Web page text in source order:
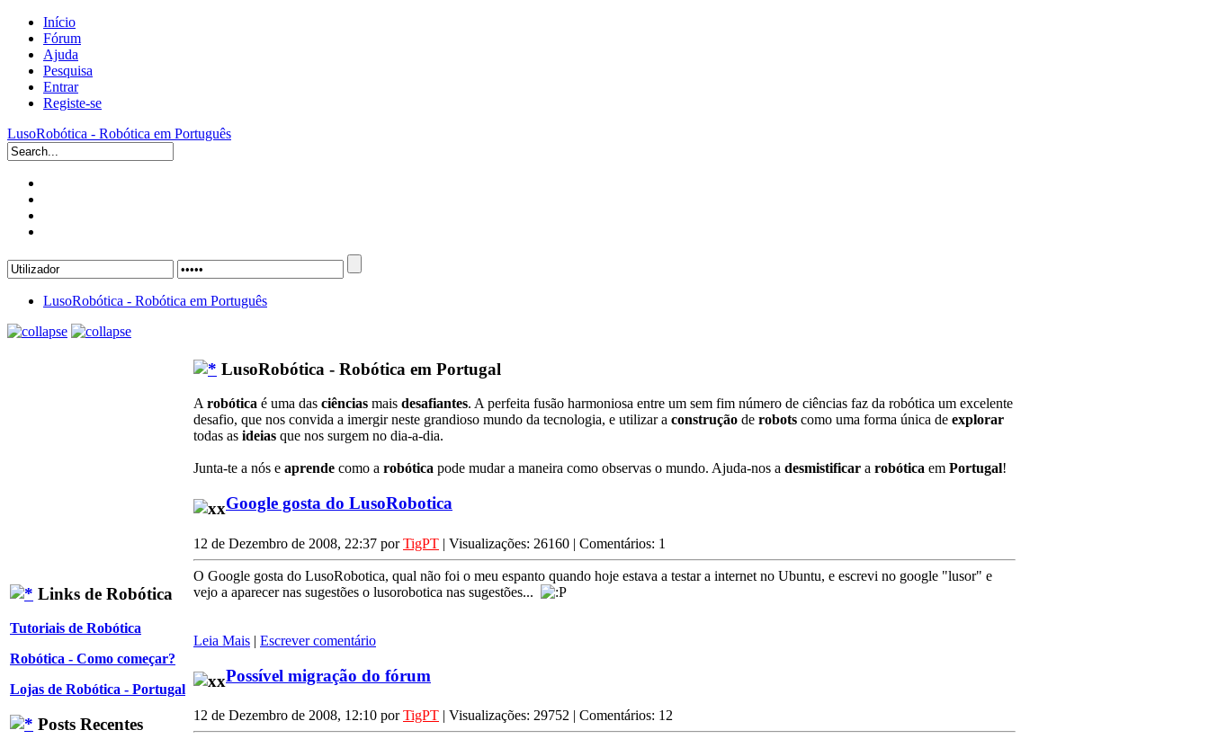
Início
Fórum
Ajuda
Pesquisa
Entrar
Registe-se
LusoRobótica - Robótica em Português
LusoRobótica - Robótica em Português
Links de Robótica
Tutoriais de Robótica
Robótica - Como começar?
Lojas de Robótica - Portugal
Posts Recentes
LusoRobótica - Robótica em Portugal
Arobótica é uma das ciências mais desafiantes. A perfeita fusão harmoniosa entre um sem fim número de ciências faz da robótica um excelente
desafio, que nos convida a imergir neste grandioso mundo da tecnologia, e utilizar a construção de robots como uma forma única de explorar
todas as ideias que nos surgem no dia-a-dia.
Junta-te a nós e aprende como a robótica pode mudar a maneira como observas o mundo. Ajuda-nos a desmistificar a robótica em Portugal!
Google gosta do LusoRobotica
12 de Dezembro de 2008, 22:37 porTigPT | Visualizações: 26160 | Comentários: 1
O Google gosta do LusoRobotica, qual não foi o meu espanto quando hoje estava a testar a internet no Ubuntu, e escrevi no google "lusor" e
vejo a aparecer nas sugestões o lusorobotica nas sugestões...
Leia Mais | Escrever comentário
Possível migração do fórum
12 de Dezembro de 2008, 12:10 porTigPT | Visualizações: 29752 | Comentários: 12